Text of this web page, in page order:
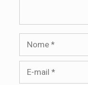
Nome
mail